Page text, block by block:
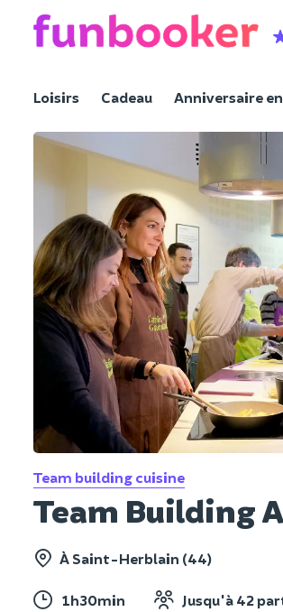
Loisirs Cadeau Anniversaire
Team building cuisine
Team Building
À Saint-Herblain (44)
1h30min Jusqu'à 42